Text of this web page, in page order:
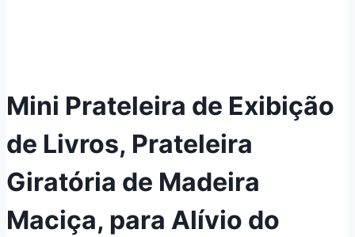
Mini Prateleira de Exibição
de Livros, Prateleira
Giratória de Madeira
Maciça, para Alívio do